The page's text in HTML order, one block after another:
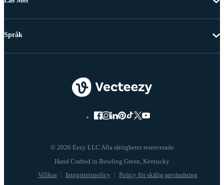
© 2026 Eezy LLC Alla rättigheter reserverade
Villkor Integritetspolicy Policy för skälig användning
Språk